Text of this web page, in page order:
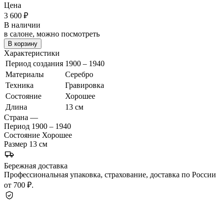
Цена
3 600 ₽
В наличии
в салоне, можно посмотреть
В корзину
Характеристики
Период создания 1900 – 1940
Материалы
Серебро
Техника
Гравировка
Состояние
Хорошее
Длина
13 см
Страна —
Период 1900 – 1940
Состояние Хорошее
Размер 13 см
Бережная доставка
Профессиональная упаковка, страхование, доставка по России
от 700 ₽.